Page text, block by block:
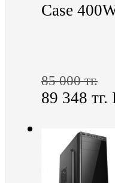
Case
85 000 тг.
89 348 тг.